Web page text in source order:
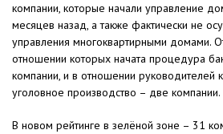
компании, которые начали управление
месяцев назад, а также фактически не
управления многоквартирными домами.
отношении которых начата процедура
компании, и в отношении руководителей
уголовное производство – две компании.
В новом рейтинге в зелёной зоне – 31